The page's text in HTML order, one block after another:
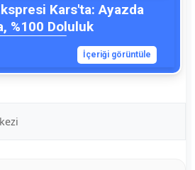
Kars'ta: Ayazda
%100 Doluluk
İçeriği görüntüle